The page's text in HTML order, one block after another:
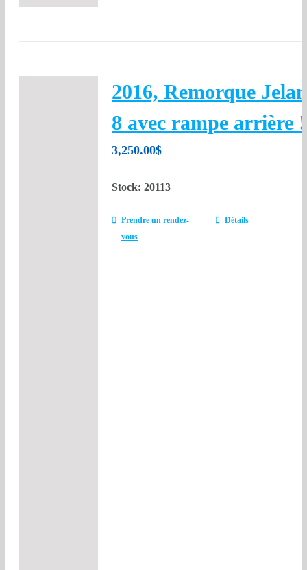
2016, Remorque
8 avec rampe arrière !
3,250.00$
Stock: 20113
Prendre un rendez-
vous
Détails